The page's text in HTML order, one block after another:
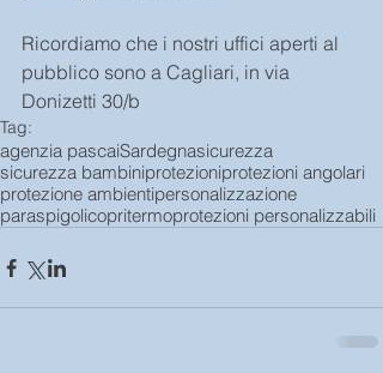
Ricordiamo che i nostri uffici aperti al
pubblico sono a Cagliari, in via
Donizetti 30/b
Tag:
agenzia pascaiSardegnasicurezza
sicurezza bambiniprotezioniprotezioni angolari
protezione ambientipersonalizzazione
paraspigolicopritermoprotezioni personalizzabili